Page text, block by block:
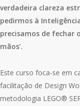
verdadeira clareza
pedirmos à
precisamos de fechar
mãos’.
Este curso foca-se em
facilitação de Design
metodologia LEGO®